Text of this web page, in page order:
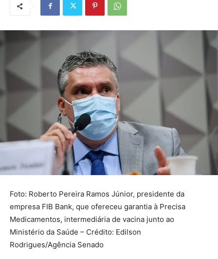
Foto: Roberto Pereira Ramos Júnior, presidente da
empresa FIB Bank, que ofereceu garantia à Precisa
Medicamentos, intermediária de vacina junto ao
Ministério da Saúde – Crédito: Edilson
Rodrigues/Agência Senado